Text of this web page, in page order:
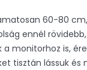
60-80
ennél
monitorhoz is,
tisztán lássuk